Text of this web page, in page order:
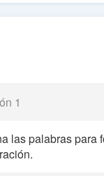
1
las palabras para